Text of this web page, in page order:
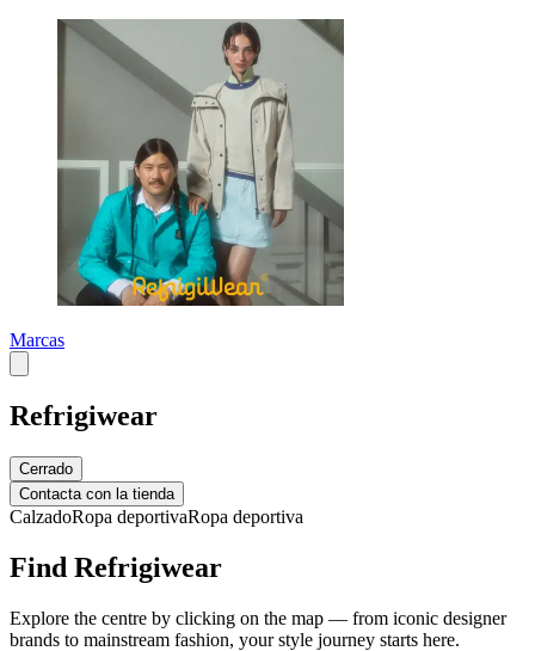
Marcas
Refrigiwear
Cerrado
Contacta con la tienda
CalzadoRopa deportivaRopa deportiva
Find Refrigiwear
Explore the centre by clicking on the map — from iconic designer
brands to mainstream fashion, your style journey starts here.